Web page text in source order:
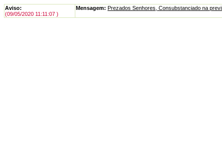
Aviso:
(09/05/2020 11:11:07 )
Mensagem: Prezados Senhores, Consubstanciado na